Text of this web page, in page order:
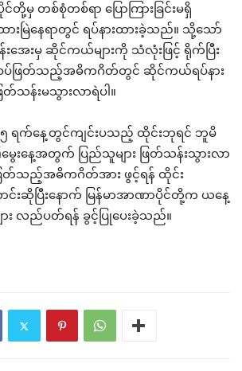
မှ တစ်စုံတစ်ရာ ပြောကြားခြင်းမရှိ
ြဲနေရာတွင် ရပ်နားထားခဲ့သည်။ သို့သော်
းအေးမှ ဆိုင်ကယ်များကို သံလုံးဖြင့် ရိုက်ပြီး
ပ်ဖြတ်သည့်အဓိကဂိတ်တွင် ဆိုင်ကယ်ရပ်နား
သန်းမသွားလာရဲပါ။
ရက်နေ့တွင်ကျင်းပသည့် ထိုင်းဘုရင် ဘူမိ
းနေ့အတွက် ပြည်သူများ ဖြတ်သန်းသွားလာ
တ်သည့်အဓိကဂိတ်အား ဖွင့်ရန် ထိုင်း
းဆိုပြီးနောက် မြန်မာအာဏာပိုင်တို့က ယနေ့
း လည်ပတ်ရန် ခွင့်ပြုပေးခဲ့သည်။